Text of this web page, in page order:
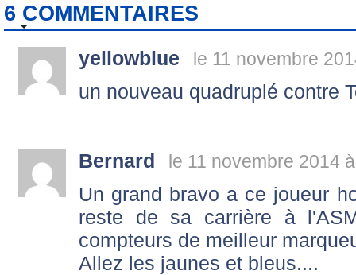
6 COMMENTAIRES
yellowblue le 11 novembre
un nouveau quadruplé contre
Bernard le 11 novembre 2014
Un grand bravo a ce joueur
reste de sa carrière à
compteurs de meilleur
Allez les jaunes et bleus....